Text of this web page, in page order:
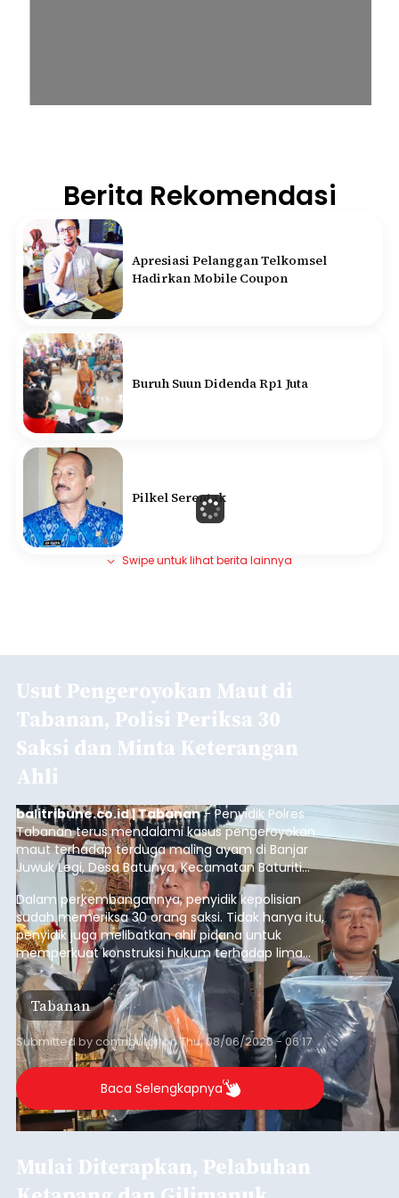
Berita Rekomendasi
Apresiasi Pelanggan Telkomsel
Hadirkan Mobile Coupon
Buruh Suun Didenda Rp1 Juta
Pilkel Serentak
Swipe untuk lihat berita lainnya
Usut Pengeroyokan Maut di
Tabanan, Polisi Periksa 30
Saksi dan Minta Keterangan
Ahli
balitribune.co.id | Tabanan- Penyidik Polres
Tabanan terus mendalami kasus pengeroyokan
maut terhadap terduga maling ayam di Banjar
Juwuk Legi, Desa Batunya, Kecamatan Baturiti
yang terjadi beberapa waktu lalu.
Dalam perkembangannya, penyidik kepolisian
sudah memeriksa 30 orang saksi. Tidak hanya itu,
penyidik juga melibatkan ahli pidana untuk
memperkuat konstruksi hukum terhadap lima
orang tersangka yang saat ini ditahan.
Tabanan
Submitted bycontributoronThu, 08/06/2026 - 06:17
Baca Selengkapnya
Mulai Diterapkan, Pelabuhan